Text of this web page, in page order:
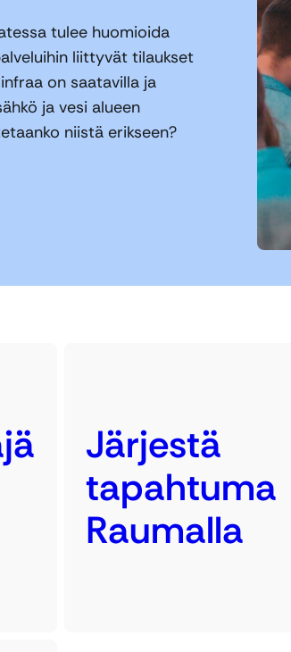
tulee huomioida
liittyvät tilaukset
on saatavilla ja
ja vesi alueen
niistä erikseen?
Järjestä
tapahtuma
Raumalla